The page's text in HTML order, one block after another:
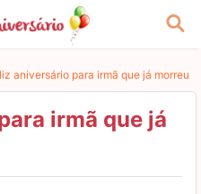
aniversário para irmã que já morreu
irmã que já